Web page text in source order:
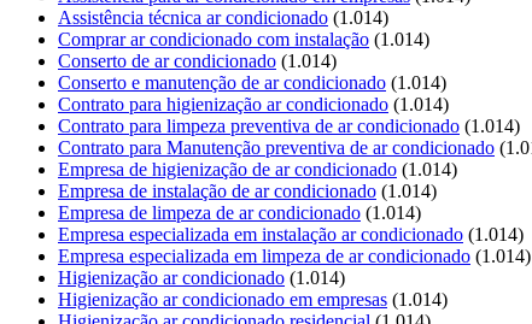
Assistência técnica ar condicionado (1.014)
Comprar ar condicionado com instalação (1.014)
Conserto de ar condicionado (1.014)
Conserto e manutenção de ar condicionado (1.014)
Contrato para higienização ar condicionado (1.014)
Contrato para limpeza preventiva de ar condicionado (1.014)
Contrato para Manutenção preventiva de ar condicionado
Empresa de higienização de ar condicionado (1.014)
Empresa de instalação de ar condicionado (1.014)
Empresa de limpeza de ar condicionado (1.014)
Empresa especializada em instalação ar condicionado (1.014)
Empresa especializada em limpeza de ar condicionado (1.014)
Higienização ar condicionado (1.014)
Higienização ar condicionado em empresas (1.014)